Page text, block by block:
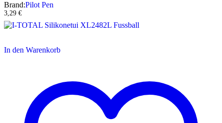
Brand:Pilot Pen
3,29 €
In den Warenkorb